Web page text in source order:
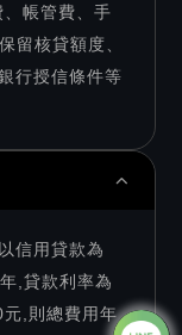
帳管費、手
留核貸額度、
行授信條件等
信用貸款為
,貸款利率為
,則總費用年